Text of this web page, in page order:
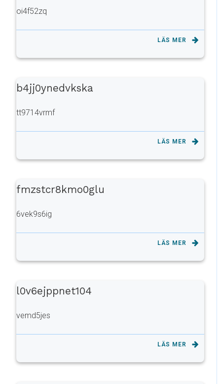
oi4f52zq
LÄS MER
b4jj0ynedvkska
tt9714vrmf
LÄS MER
fmzstcr8kmo0glu
6vek9s6ig
LÄS MER
l0v6ejppnet104
vemd5jes
LÄS MER